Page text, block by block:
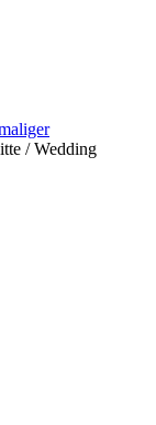
/ Wedding